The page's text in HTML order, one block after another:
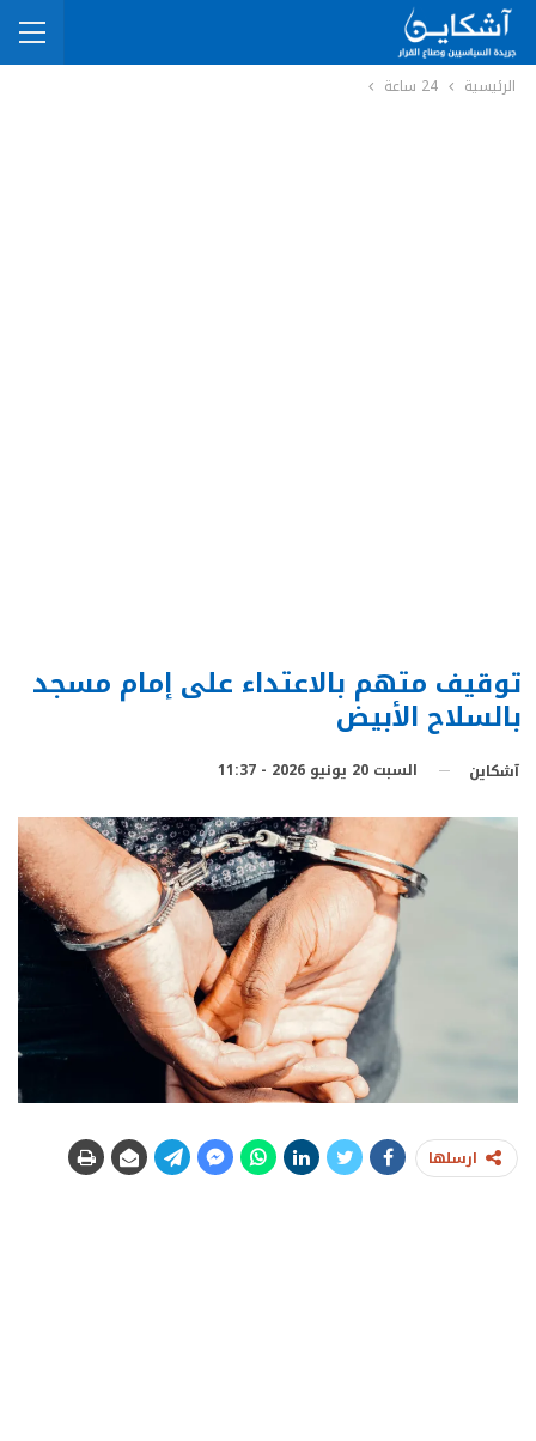
الرئيسية 24 ساعة
توقيف متهم بالاعتداء على إمام مسجد
بالسلاح الأبيض
آشكاين السبت 20 يونيو 2026 - 11:37
ارسلها